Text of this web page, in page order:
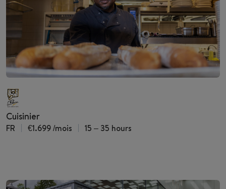
Cuisinier
FR €1.699/mois 15 – 35 hours